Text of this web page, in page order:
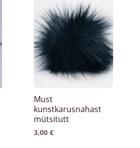
Must
kunstkarusnahast
mütsitutt
3,00 €